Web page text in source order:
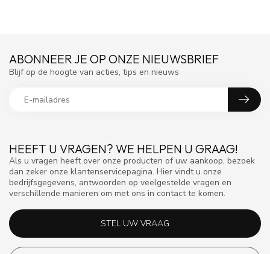
HEEFT U VRAGEN? WE HELPEN U GRAAG!
Als u vragen heeft over onze producten of uw aankoop, bezoek
dan zeker onze klantenservicepagina. Hier vindt u onze
bedrijfsgegevens, antwoorden op veelgestelde vragen en
verschillende manieren om met ons in contact te komen.
STEL UW VRAAG
ABONNEER JE OP ONZE NIEUWSBRIEF
Blijf op de hoogte van acties, tips en nieuws